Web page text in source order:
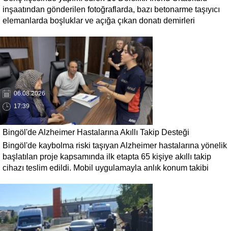
inşaatından gönderilen fotoğraflarda, bazı betonarme taşıyıcı
elemanlarda boşluklar ve açığa çıkan donatı demirleri
oluştururken, yetkili kurumların teknik inceleme yapması
çağrısı yapıldı.
06.08.2026
17:39
Bingöl'de Alzheimer Hastalarına Akıllı Takip Desteği
Bingöl'de kaybolma riski taşıyan Alzheimer hastalarına yönelik
başlatılan proje kapsamında ilk etapta 65 kişiye akıllı takip
cihazı teslim edildi. Mobil uygulamayla anlık konum takibi
daha kısa sürede ulaşılmasını sağlaması hedefleniyor.